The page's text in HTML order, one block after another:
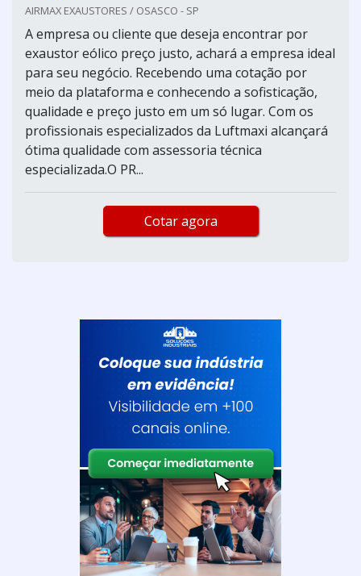
AIRMAX EXAUSTORES / OSASCO - SP
A empresa ou cliente que deseja encontrar por
exaustor eólico preço justo, achará a empresa ideal
para seu negócio. Recebendo uma cotação por
meio da plataforma e conhecendo a sofisticação,
qualidade e preço justo em um só lugar. Com os
profissionais especializados da Luftmaxi alcançará
ótima qualidade com assessoria técnica
especializada.O PR...
Cotar agora